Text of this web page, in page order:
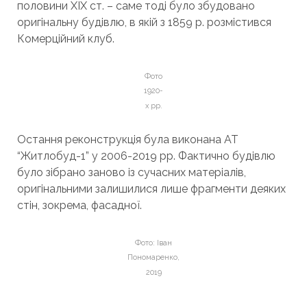
половини ХІХ ст. – саме тоді було збудовано
оригінальну будівлю, в якій з 1859 р. розмістився
Комерційний клуб.
Фото
1920-
х рр.
Остання реконструкція була виконана АТ
“Житлобуд-1” у 2006-2019 рр. Фактично будівлю
було зібрано заново із сучасних матеріалів,
оригінальними залишилися лише фрагменти деяких
стін, зокрема, фасадної.
Фото: Іван
Пономаренко,
2019